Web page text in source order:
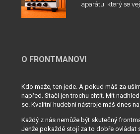
aparátu, který se
O FRONTMANOVI
Kdo maže, ten jede. A pokud máš za
napřed. Stačí jen trochu chtít. Mít
se. Kvalitní hudební nástroje máš dnes
Každý z nás nemůže být skutečný
Jenže pokaždé stojí za to dobře ovládat